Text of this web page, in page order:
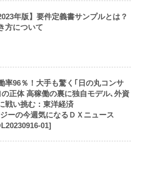
2023年版】要件定義書サンプルとは？
方について
率96％！大手も驚く｢日の丸コンサ
の正体 高稼働の裏に独自モデル､外資
戦い挑む：東洋経済
ーの今週気になるＤＸニュース
01]